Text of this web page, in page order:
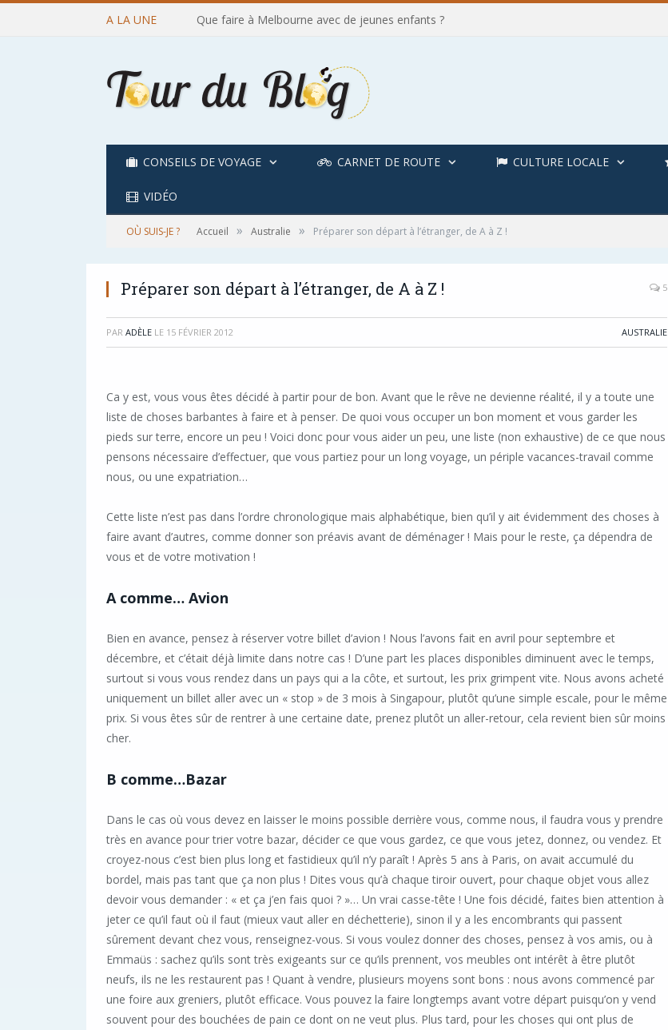
A LA UNE Que faire à Melbourne avec de jeunes enfants ?
CONSEILS DE VOYAGE CARNET DE ROUTE CULTURE LOCALE
VIDÉO
OÙ SUIS-JE ? Accueil » Australie » Préparer son départ à l’étranger, de A à Z !
Préparer son départ à l’étranger, de A à Z ! 5
PAR ADÈLE LE 15 FÉVRIER 2012 AUSTRALIE
Ca y est, vous vous êtes décidé à partir pour de bon. Avant que le rêve ne devienne réalité, il y a toute une
liste de choses barbantes à faire et à penser. De quoi vous occuper un bon moment et vous garder les
pieds sur terre, encore un peu ! Voici donc pour vous aider un peu, une liste (non exhaustive) de ce que nous
pensons nécessaire d’effectuer, que vous partiez pour un long voyage, un périple vacances-travail comme
nous, ou une expatriation…
Cette liste n’est pas dans l’ordre chronologique mais alphabétique, bien qu’il y ait évidemment des choses à
faire avant d’autres, comme donner son préavis avant de déménager ! Mais pour le reste, ça dépendra de
vous et de votre motivation !
A comme… Avion
Bien en avance, pensez à réserver votre billet d’avion ! Nous l’avons fait en avril pour septembre et
décembre, et c’était déjà limite dans notre cas ! D’une part les places disponibles diminuent avec le temps,
surtout si vous vous rendez dans un pays qui a la côte, et surtout, les prix grimpent vite. Nous avons acheté
uniquement un billet aller avec un « stop » de 3 mois à Singapour, plutôt qu’une simple escale, pour le même
prix. Si vous êtes sûr de rentrer à une certaine date, prenez plutôt un aller-retour, cela revient bien sûr moins
cher.
B comme…Bazar
Dans le cas où vous devez en laisser le moins possible derrière vous, comme nous, il faudra vous y prendre
très en avance pour trier votre bazar, décider ce que vous gardez, ce que vous jetez, donnez, ou vendez. Et
croyez-nous c’est bien plus long et fastidieux qu’il n’y paraît ! Après 5 ans à Paris, on avait accumulé du
bordel, mais pas tant que ça non plus ! Dites vous qu’à chaque tiroir ouvert, pour chaque objet vous allez
devoir vous demander : « et ça j’en fais quoi ? »… Un vrai casse-tête ! Une fois décidé, faites bien attention à
jeter ce qu’il faut où il faut (mieux vaut aller en déchetterie), sinon il y a les encombrants qui passent
sûrement devant chez vous, renseignez-vous. Si vous voulez donner des choses, pensez à vos amis, ou à
Emmaüs : sachez qu’ils sont très exigeants sur ce qu’ils prennent, vos meubles ont intérêt à être plutôt
neufs, ils ne les restaurent pas ! Quant à vendre, plusieurs moyens sont bons : nous avons commencé par
une foire aux greniers, plutôt efficace. Vous pouvez la faire longtemps avant votre départ puisqu’on y vend
souvent pour des bouchées de pain ce dont on ne veut plus. Plus tard, pour les choses qui ont plus de